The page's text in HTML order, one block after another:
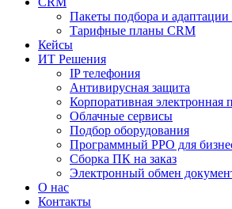
Пакеты подбора и
Тарифные планы CRM
Кейсы
ИТ Решения
IP телефония
Антивирусная защита
Корпоративная электронная
Облачные сервисы
Подбор оборудования
Программный РРО для
Сборка ПК на заказ
Электронный обмен
О нас
Контакты